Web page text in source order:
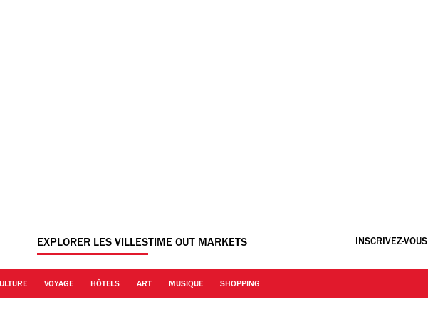
EXPLORER LES VILLESTIME OUT MARKETS INSCRIVEZ-VOUS
VOYAGE HÔTELS ART MUSIQUE SHOPPING